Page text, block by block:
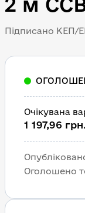
Підписано КЕП/
Очікувана
1 197,96 грн.
Оголошено